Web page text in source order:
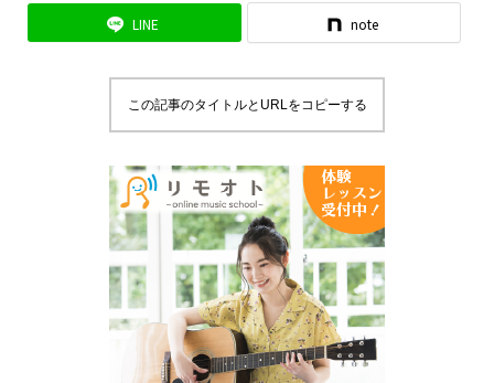
LINE note
この記事のタイトルとURLをコピーする